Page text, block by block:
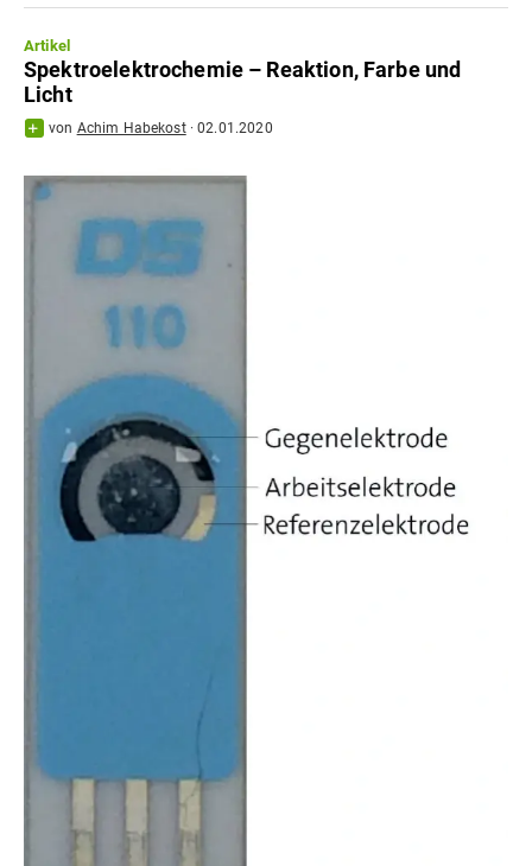
Artikel
Spektroelektrochemie – Reaktion, Farbe und
Licht
von Achim Habekost·02.01.2020